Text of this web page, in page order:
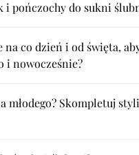
i pończochy do sukni
na co dzień i od święta,
i nowocześnie?
młodego? Skompletuj